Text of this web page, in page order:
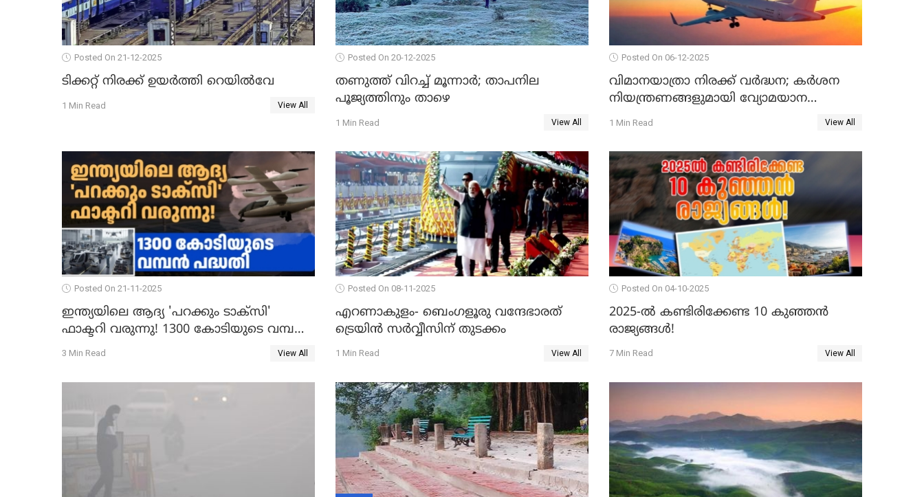
Posted On 21-12-2025
ടിക്കറ്റ് നിരക്ക് ഉയർത്തി റെയില്‍വേ
1 Min Read View All
Posted On 20-12-2025
തണുത്ത് വിറച്ച് മൂന്നാർ; താപനില
പൂജ്യത്തിനും താഴെ
1 Min Read View All
Posted On 06-12-2025
വിമാനയാത്രാ നിരക്ക് വർദ്ധന; കർശന
നിയന്ത്രണങ്ങളുമായി വ്യോമയാന
മന്ത്രാലയം
1 Min Read View All
Posted On 21-11-2025
ഇന്ത്യയിലെ ആദ്യ 'പറക്കും ടാക്സി'
ഫാക്ടറി വരുന്നു! 1300 കോടിയുടെ വമ്പൻ
പദ്ധതി
3 Min Read View All
Posted On 08-11-2025
എറണാകുളം- ബെംഗളൂരു വന്ദേഭാരത്
ട്രെയിന്‍ സര്‍വ്വീസിന് തുടക്കം
1 Min Read View All
Posted On 04-10-2025
2025-ൽ കണ്ടിരിക്കേണ്ട 10 കുഞ്ഞൻ
രാജ്യങ്ങൾ!
7 Min Read View All